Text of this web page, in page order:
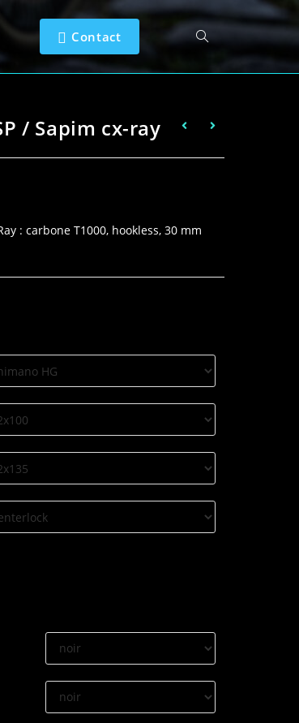
Contact
/ Sapim cx-ray
: carbone T1000, hookless, 30 mm